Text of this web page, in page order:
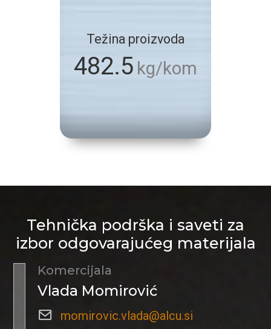
Težina proizvoda
482.5 kg/kom
Tehnička podrška i saveti za
izbor odgovarajućeg materijala
Komercijala
Vlada Momirović
momirovic.vlada@alcu.si